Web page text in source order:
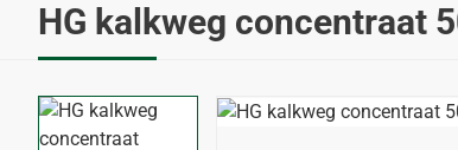
HG kalkweg concentraat